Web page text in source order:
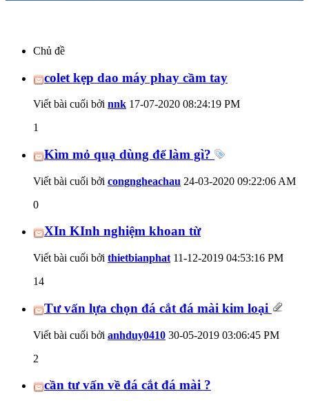
Chủ đề
colet kẹp dao máy phay cầm tay
Viết bài cuối bởi nnk 17-07-2020 08:24:19 PM
1
Kìm mỏ quạ dùng để làm gì?
Viết bài cuối bởi congngheachau 24-03-2020 09:22:06 AM
0
XIn KInh nghiệm khoan từ
Viết bài cuối bởi thietbianphat 11-12-2019 04:53:16 PM
14
Tư vấn lựa chọn đá cắt đá mài kim loại
Viết bài cuối bởi anhduy0410 30-05-2019 03:06:45 PM
2
cần tư vấn về đá cắt đá mài ?